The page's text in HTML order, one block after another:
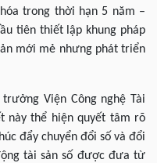
trong thời hạn 5 năm –
tiên thiết lập khung pháp
mới mẻ nhưng phát triển
trưởng Viện Công nghệ Tài
này thể hiện quyết tâm rõ
đẩy chuyển đổi số và đổi
tài sản số được đưa từ